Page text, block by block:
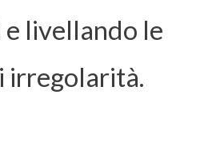
livellando le
irregolarità.